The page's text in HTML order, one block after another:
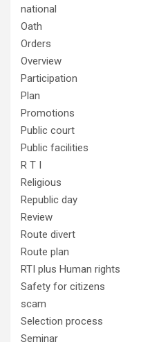
national
Oath
Orders
Overview
Participation
Plan
Promotions
Public court
Public facilities
R T I
Religious
Republic day
Review
Route divert
Route plan
RTI plus Human rights
Safety for citizens
scam
Selection process
Seminar